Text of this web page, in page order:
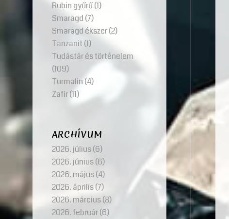
Rubin gyűrű(1)
Smaragd (7)
Smaragd ékszer(2)
Tanzanit (1)
Tudástár és történelem
(109)
Turmalin (4)
Zafír(11)
ARCHÍVUM
2026. július(6)
2026. június(6)
2026. május(4)
2026. április(7)
2026. március(8)
2026. február(6)